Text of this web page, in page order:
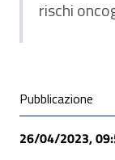
rischi
Pubblicazione
26/04/2023,